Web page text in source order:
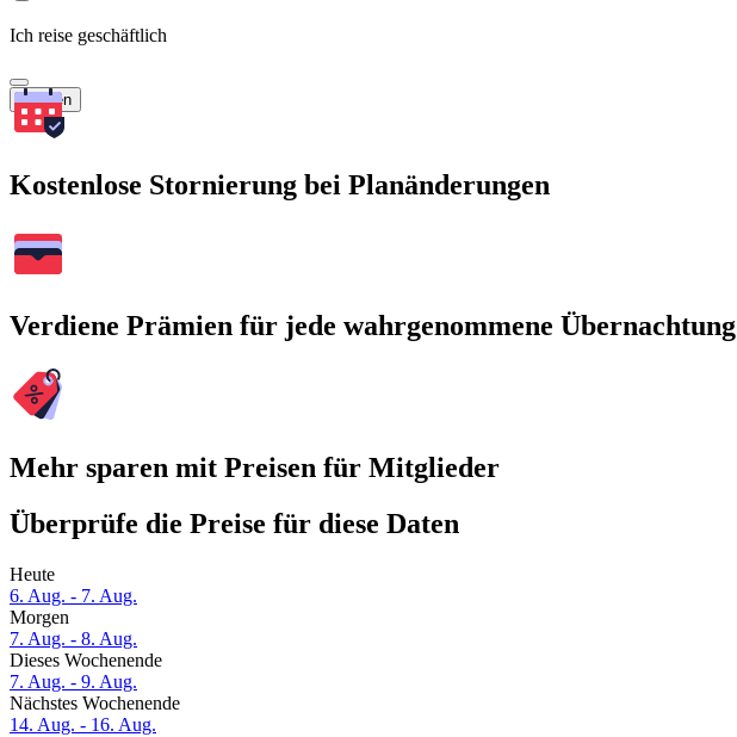
Ich reise geschäftlich
Suchen
Kostenlose Stornierung bei Planänderungen
Verdiene Prämien für jede wahrgenommene Übernachtung
Mehr sparen mit Preisen für Mitglieder
Überprüfe die Preise für diese Daten
Heute
6. Aug. - 7. Aug.
Morgen
7. Aug. - 8. Aug.
Dieses Wochenende
7. Aug. - 9. Aug.
Nächstes Wochenende
14. Aug. - 16. Aug.